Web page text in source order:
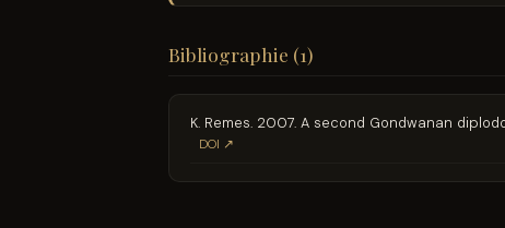
Bibliographie (1)
K. Remes. 2007. A second Gondwanan
DOI ↗